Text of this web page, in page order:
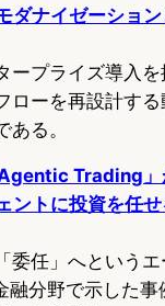
ダナイゼーショ
ープライズ導入を
ローを再設計す
る。
Trading」
ントに投資を任
委任」へという
融分野で示した事